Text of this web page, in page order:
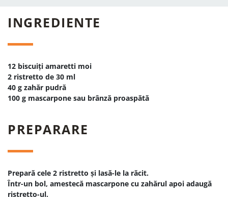
INGREDIENTE
12 biscuiți amaretti moi
2 ristretto de 30 ml
40 g zahăr pudră
100 g mascarpone sau brânză proaspătă
PREPARARE
Prepară cele 2 ristretto și lasă-le la răcit.
Într-un bol, amestecă mascarpone cu zahărul apoi adaugă
ristretto-ul.